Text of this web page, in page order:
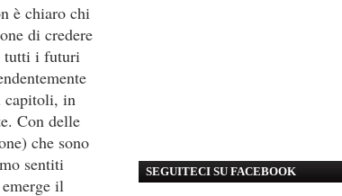
è chiaro chi
di credere
tutti i futuri
capitoli, in
Con delle
che sono
sentiti
il
SEGUITECI SU FACEBOOK